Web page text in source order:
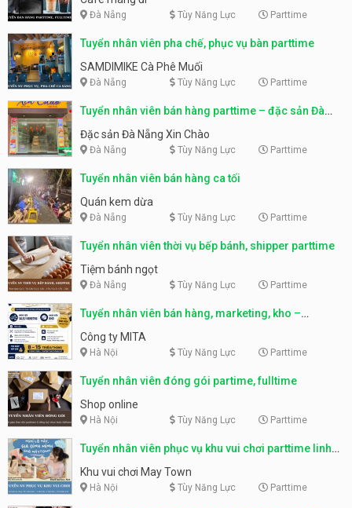
Đà Nẵng Tùy Năng Lực Parttime
Tuyển nhân viên pha chế, phục vụ bàn parttime
SAMDIMIKE Cà Phê Muối
Đà Nẵng Tùy Năng Lực Parttime
Tuyển nhân viên bán hàng parttime – đặc sản Đà
Nẵng
Đặc sản Đà Nẵng Xin Chào
Đà Nẵng Tùy Năng Lực Parttime
Tuyển nhân viên bán hàng ca tối
Quán kem dừa
Đà Nẵng Tùy Năng Lực Parttime
Tuyển nhân viên thời vụ bếp bánh, shipper parttime
Tiệm bánh ngọt
Đà Nẵng Tùy Năng Lực Parttime
Tuyển nhân viên bán hàng, marketing, kho –
parttime, fulltime
Công ty MITA
Hà Nội Tùy Năng Lực Parttime
Tuyển nhân viên đóng gói partime, fulltime
Shop online
Hà Nội Tùy Năng Lực Parttime
Tuyển nhân viên phục vụ khu vui chơi parttime linh
động
Khu vui chơi May Town
Hà Nội Tùy Năng Lực Parttime